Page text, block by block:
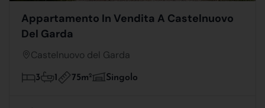
Appartamento In Vendita A Castelnuovo
Del Garda
Castelnuovo del Garda
3 1 75m2 Singolo